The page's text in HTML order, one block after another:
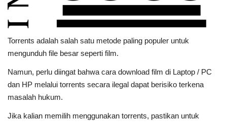
Torrents adalah salah satu metode paling populer untuk
mengunduh file besar seperti film.
Namun, perlu diingat bahwa cara download film di Laptop / PC
dan HP melalui torrents secara ilegal dapat berisiko terkena
masalah hukum.
Jika kalian memilih menggunakan torrents, pastikan untuk